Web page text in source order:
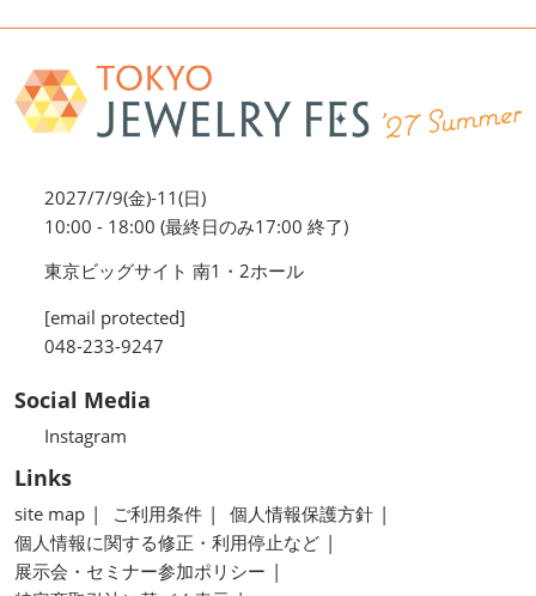
2027/7/9(金)-11(日)
10:00 - 18:00 (最終日のみ17:00 終了)
東京ビッグサイト 南1・2ホール
[email protected]
048-233-9247
Social Media
Instagram
Links
site map ご利用条件
個人情報保護方針
個人情報に関する修正・利用停止など
展示会・セミナー参加ポリシー